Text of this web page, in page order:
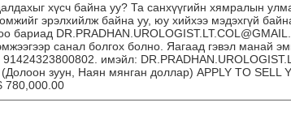
хүсч байна уу? Та санхүүгийн хямралын
эрэлхийлж байна уу, юу хийхээ мэдэхгүй
бариад
санал болгох болно. Яагаад гэвэл манай
91424323800802. имэйл:
зуун, Наян мянган доллар) APPLY TO SELL
780,000.00